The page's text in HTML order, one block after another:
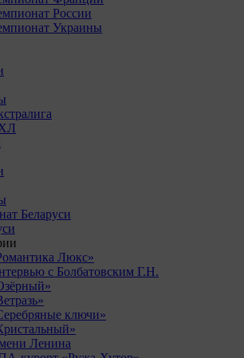
России
Украины
Беларуси
Люкс»
с Болбатовским Г.Н.
ключи»
Ленина